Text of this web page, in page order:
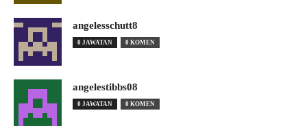
angelesschutt8
0 JAWATAN 0 KOMEN
angelestibbs08
0 JAWATAN 0 KOMEN